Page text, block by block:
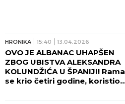
HRONIKA 15:40 13.04.2026
OVO JE ALBANAC UHAPŠEN
ZBOG UBISTVA ALEKSANDRA
KOLUNDŽIĆA U ŠPANIJI! Rama
se krio četiri godine, koristio